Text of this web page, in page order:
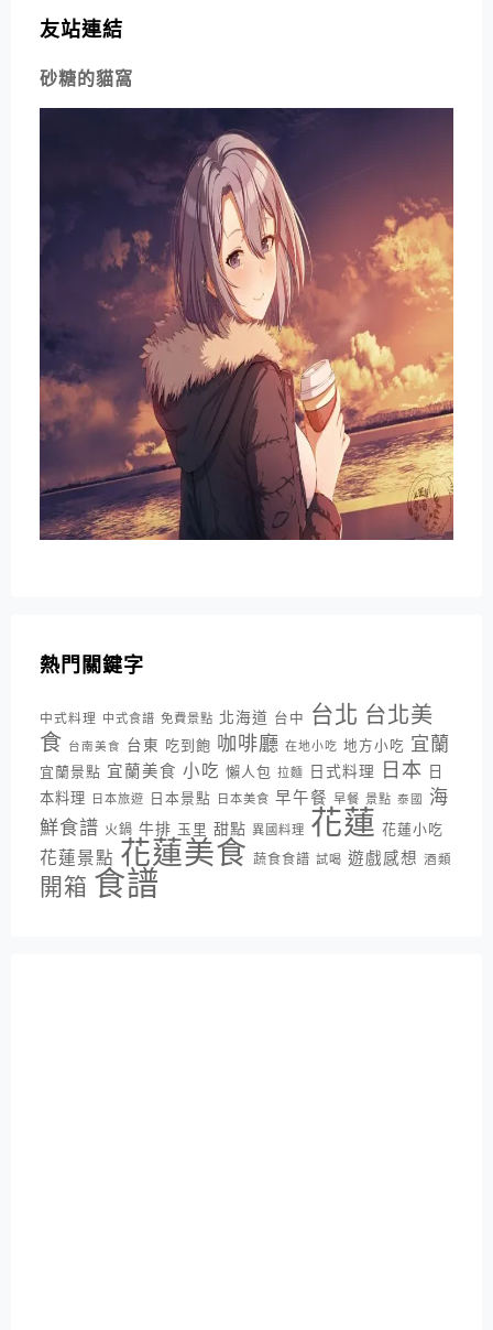
友站連結
砂糖的貓窩
熱門關鍵字
中式料理 中式食譜 免費景點 北海道 台中 台北 台北美
食 台南美食 台東 吃到飽 咖啡廳 在地小吃 地方小吃 宜蘭
宜蘭景點 宜蘭美食 小吃 懶人包 拉麵 日式料理 日本 日
本料理
日本旅遊 日本景點 日本美食 早午餐 早餐 景點 泰國
海
鮮食譜 火鍋 牛排 玉里 甜點 異國料理 花蓮 花蓮小吃
花蓮景點 花蓮美食 蔬食食譜 試喝 遊戲感想 酒類
開箱 食譜